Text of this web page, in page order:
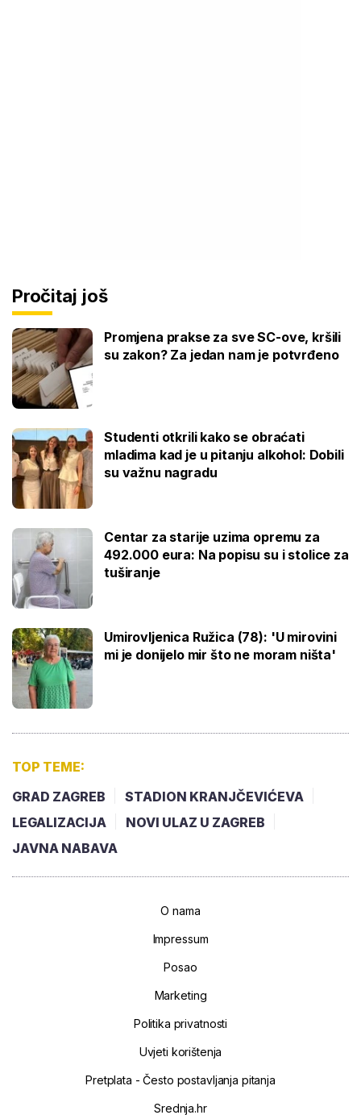
Pročitaj još
Promjena prakse za sve SC-ove, kršili
su zakon? Za jedan nam je potvrđeno
Studenti otkrili kako se obraćati
mladima kad je u pitanju alkohol: Dobili
su važnu nagradu
Centar za starije uzima opremu za
492.000 eura: Na popisu su i stolice za
tuširanje
Umirovljenica Ružica (78): 'U mirovini
mi je donijelo mir što ne moram ništa'
TOP TEME:
GRAD ZAGREB
STADION KRANJČEVIĆEVA
LEGALIZACIJA
NOVI ULAZ U ZAGREB
JAVNA NABAVA
O nama
Impressum
Posao
Marketing
Politika privatnosti
Uvjeti korištenja
Pretplata - Često postavljanja pitanja
Srednja.hr